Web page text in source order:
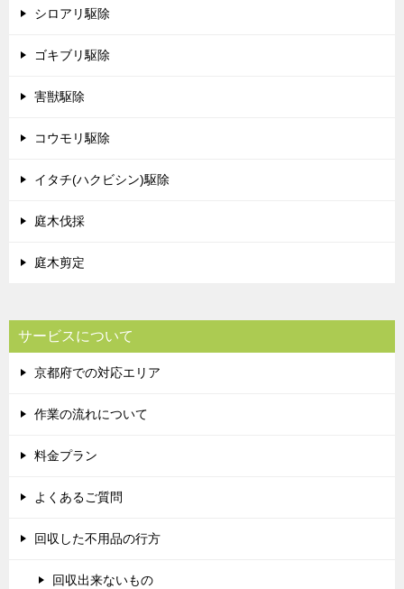
シロアリ駆除
ゴキブリ駆除
害獣駆除
コウモリ駆除
イタチ(ハクビシン)駆除
庭木伐採
庭木剪定
サービスについて
京都府での対応エリア
作業の流れについて
料金プラン
よくあるご質問
回収した不用品の行方
回収出来ないもの